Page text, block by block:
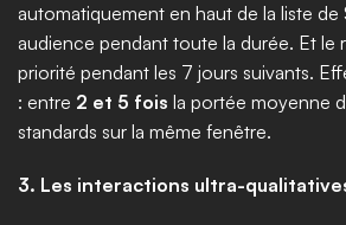
automatiquement en haut de la liste
audience pendant toute la durée. Et le
priorité pendant les 7 jours suivants.
: entre 2 et 5 fois la portée moyenne
standards sur la même fenêtre.
3. Les interactions ultra-